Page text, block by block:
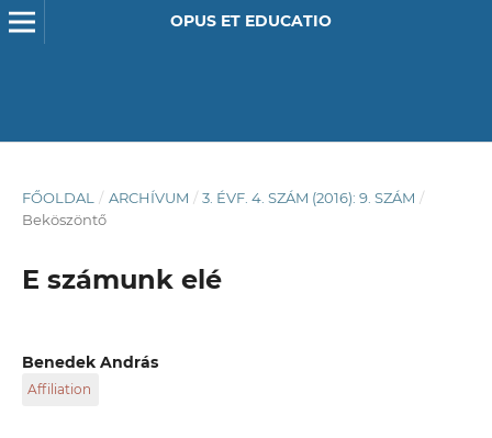
OPUS ET EDUCATIO
FŐOLDAL / ARCHÍVUM / 3. ÉVF. 4. SZÁM (2016): 9. SZÁM /
Beköszöntő
E számunk elé
Benedek András
Affiliation